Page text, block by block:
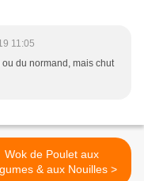
11:05
du normand, mais chut
Wok de Poulet aux
Légumes & aux Nouilles >